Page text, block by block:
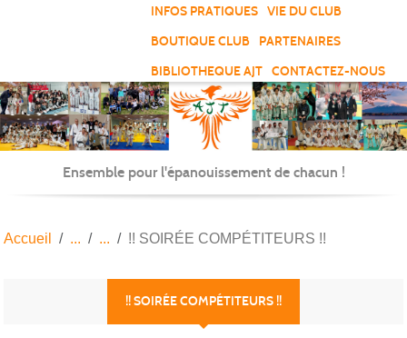
INFOS PRATIQUES
VIE DU CLUB
BOUTIQUE CLUB
PARTENAIRES
BIBLIOTHEQUE AJT
CONTACTEZ-NOUS
Ensemble pour l'épanouissement de chacun !
Accueil !! SOIRÉE COMPÉTITEURS !!
!! SOIRÉE COMPÉTITEURS !!
Panneau de gestion des cookies